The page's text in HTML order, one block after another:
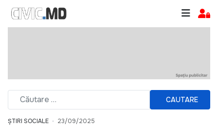
CAUTARE
ȘTIRI SOCIALE 23/09/2025